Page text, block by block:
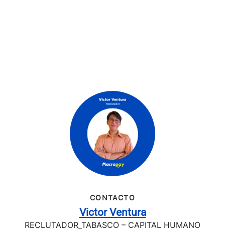
CONTACTO
Victor Ventura
RECLUTADOR_TABASCO – CAPITAL HUMANO